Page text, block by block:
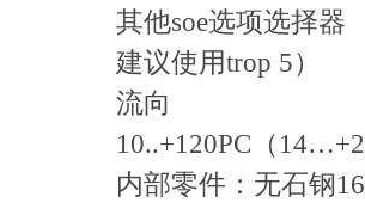
其他soe选项选择器
建议使用trop 5）
流向
10..+120PC（
内部零件：无石钢